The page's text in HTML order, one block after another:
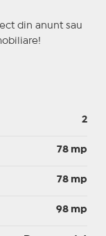
din anunt sau
2
78 mp
78 mp
98 mp